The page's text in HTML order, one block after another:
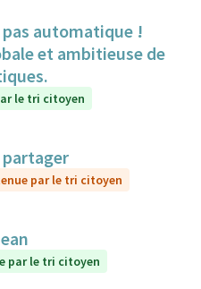
pas automatique !
et ambitieuse de
le tri citoyen
par le tri citoyen
par le tri citoyen